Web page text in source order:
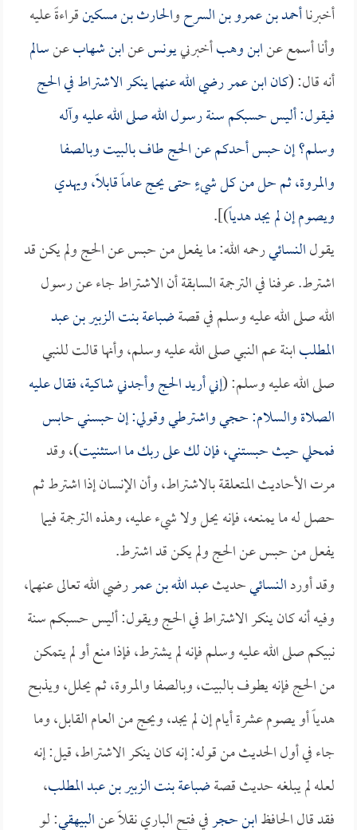
أخبرناأحمد بن عمرو بن السرحوالحارث بن مسكينقراءةً عليه
وأنا أسمع عنابن وهبأخبرنييونسعنابن شهابعنسالم
أنه قال: (كانابن عمررضي الله عنهما ينكر الاشتراط في الحج
فيقول: أليس حسبكم سنة رسول الله صلى الله عليه وآله
وسلم؟ إن حبس أحدكم عن الحج طاف بالبيت وبالصفا
والمروة، ثم حل من كل شيءٍ حتى يحج عاماً قابلاً، ويهدي
ويصوم إن لم يجد هدياً)].
يقولالنسائيرحمه الله: ما يفعل من حبس عن الحج ولم يكن قد
اشترط. عرفنا في الترجمة السابقة أن الاشتراط جاء عن رسول
الله صلى الله عليه وسلم في قصةضباعة بنت الزبير بن عبد
المطلبابنة عم النبي صلى الله عليه وسلم، وأنها قالت للنبي
صلى الله عليه وسلم: (إني أريد الحج وأجدني شاكية، فقال عليه
الصلاة والسلام: حجي واشترطي وقولي: إن حبسني حابس
فمحلي حيث حبستني، فإن لك على ربك ما استثنيت)، وقد
مرت الأحاديث المتعلقة بالاشتراط، وأن الإنسان إذا اشترط ثم
حصل له ما يمنعه، فإنه يحل ولا شيء عليه، وهذه الترجمة فيما
يفعل من حبس عن الحج ولم يكن قد اشترط.
وقد أوردالنسائيحديثعبد الله بن عمررضي الله تعالى عنهما،
وفيه أنه كان ينكر الاشتراط في الحج ويقول: أليس حسبكم سنة
نبيكم صلى الله عليه وسلم فإنه لم يشترط، فإذا منع أو لم يتمكن
من الحج فإنه يطوف بالبيت، وبالصفا والمروة، ثم يحلل، ويذبح
هدياً أو يصوم عشرة أيام إن لم يجد، ويحج من العام القابل، وما
جاء في أول الحديث من قوله: إنه كان ينكر الاشتراط، قيل: إنه
لعله لم يبلغه حديث قصةضباعة بنت الزبير بن عبد المطلب،
فقد قال الحافظابن حجرفي فتح الباري نقلاً عنالبيهقي: لو